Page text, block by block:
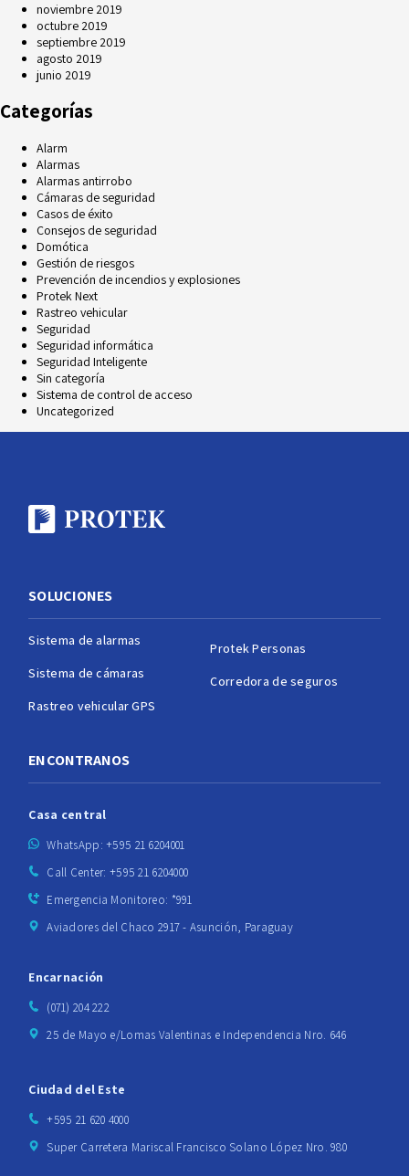
noviembre 2019
octubre 2019
septiembre 2019
agosto 2019
junio 2019
Categorías
Alarm
Alarmas
Alarmas antirrobo
Cámaras de seguridad
Casos de éxito
Consejos de seguridad
Domótica
Gestión de riesgos
Prevención de incendios y explosiones
Protek Next
Rastreo vehicular
Seguridad
Seguridad informática
Seguridad Inteligente
Sin categoría
Sistema de control de acceso
Uncategorized
SOLUCIONES
Sistema de alarmas
Sistema de cámaras
Rastreo vehicular GPS
Protek Personas
Corredora de seguros
ENCONTRANOS
Casa central
WhatsApp: +595 21 6204001
Call Center: +595 21 6204000
Emergencia Monitoreo: *991
Aviadores del Chaco 2917 - Asunción, Paraguay
Encarnación
(071) 204 222
25 de Mayo e/Lomas Valentinas e Independencia Nro. 646
Ciudad del Este
+595 21 620 4000
Super Carretera Mariscal Francisco Solano López Nro. 980